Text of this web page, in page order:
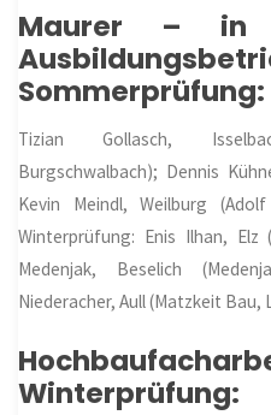
Maurer – in
Sommerprüfung:
Tizian Gollasch,
Burgschwalbach); Dennis
Kevin Meindl, Weilburg
Winterprüfung: Enis Ilhan, Elz
Medenjak, Beselich
Niederacher, Aull (Matzkeit Bau,
Winterprüfung: